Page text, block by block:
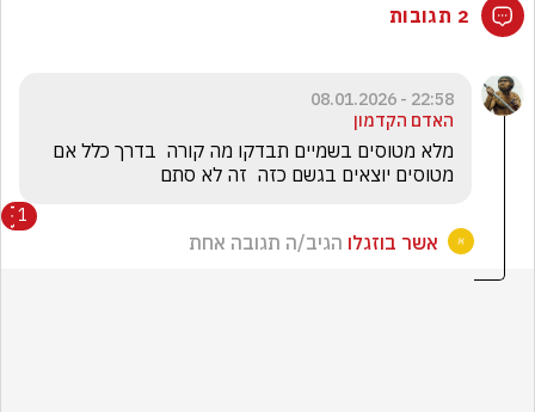
2 תגובות
22:58 - 08.01.2026
האדם הקדמון
מטוסים יוצאים בגשם כזה  זה לא סתם
1
אשר בוזגלו הגיב/ה תגובה אחת